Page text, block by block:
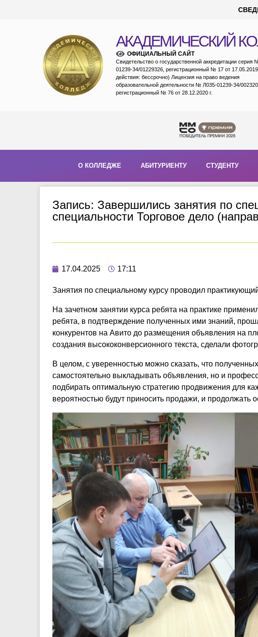
АКАДЕМИЧЕСКИЙ
ОФИЦИАЛЬНЫЙ САЙТ
Свидетельство о государственной аккредитации серия
01239-34/01229326, регистрационный № 17 от 17.05.2019
действия: бессрочно) Лицензия на право ведения
образовательной деятельности № Л035-01239-34/
регистрационный № 76 от 28.12.2020 г.
О КОЛЛЕДЖЕ АБИТУРИЕНТУ СТУДЕНТУ
Запись: Завершились занятия по
специальности Торговое дело
17.04.2025 17:11
Занятия по специальному курсу проводил
На зачетном занятии курса ребята на практике
ребята, в подтверждение полученных ими знаний,
конкурентов на Авито до размещения объявления на
создания высококонверсионного текста, сделали
В целом, с уверенностью можно сказать, что
самостоятельно выкладывать объявления, но и
подбирать оптимальную стратегию продвижения для
вероятностью будут приносить продажи, и